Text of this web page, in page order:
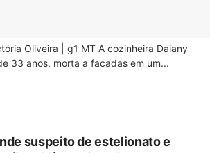
Oliveira | g1 MT A cozinheira Daiany
33 anos, morta a facadas em um...
suspeito de estelionato e